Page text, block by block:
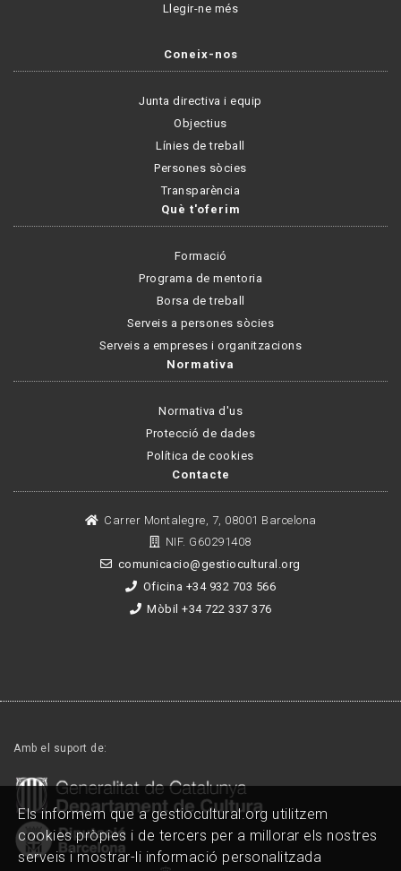
Llegir-ne més
Coneix-nos
Junta directiva i equip
Objectius
Línies de treball
Persones sòcies
Transparència
Què t'oferim
Formació
Programa de mentoria
Borsa de treball
Serveis a persones sòcies
Serveis a empreses i organitzacions
Normativa
Normativa d'us
Protecció de dades
Política de cookies
Contacte
Carrer Montalegre, 7, 08001 Barcelona
NIF. G60291408
comunicacio@gestiocultural.org
Oficina +34 932 703 566
Mòbil +34 722 337 376
Amb el suport de:
Els informem que a gestiocultural.org utilitzem
cookies pròpies i de tercers per a millorar els nostres
serveis i mostrar-li informació personalitzada